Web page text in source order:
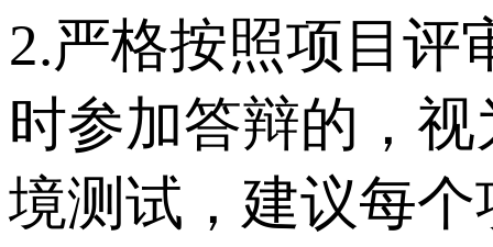
2.严格按照项目评
时参加答辩的，
境测试，建议每